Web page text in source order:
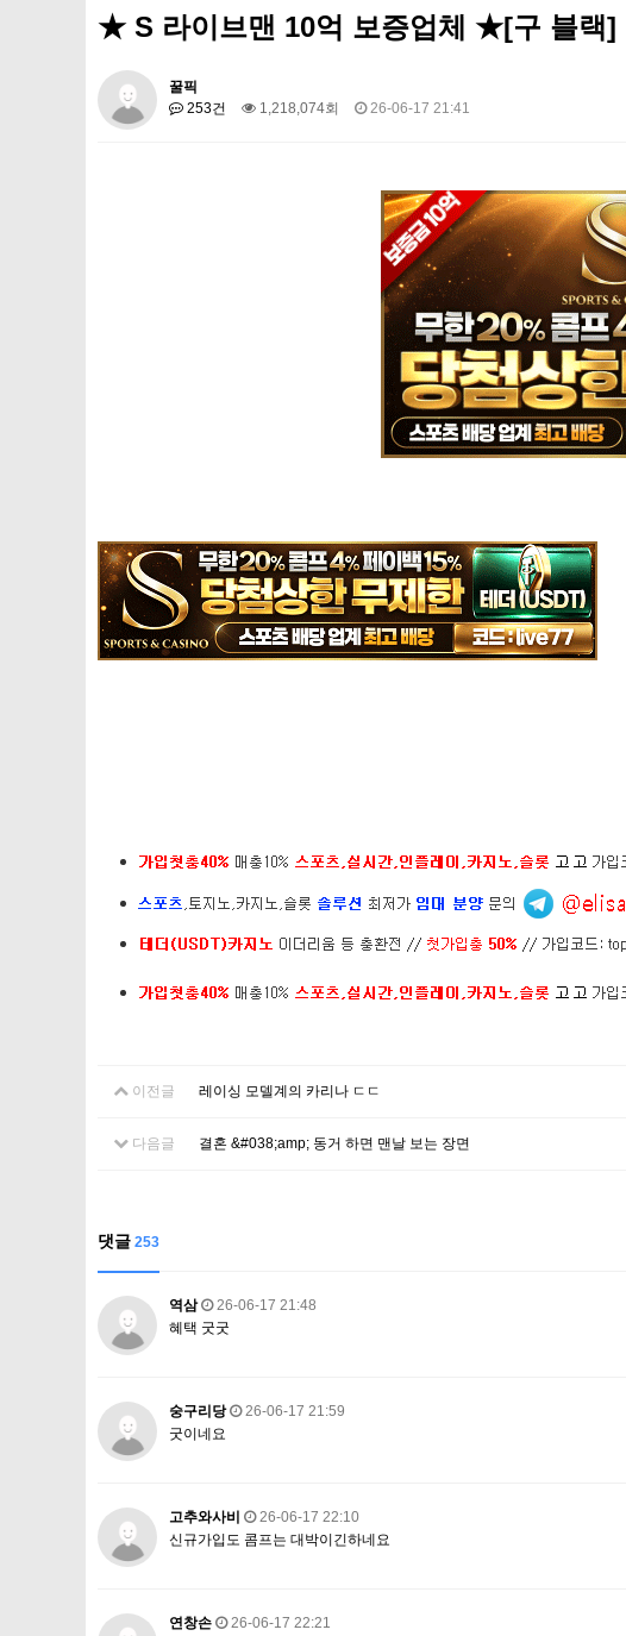
★ S 라이브맨 10억 보증업체 ★[구 블랙]
꿀픽
253건
1,218,074회 26-06-17 21:41
이전글 레이싱 모델계의 카리나 ㄷㄷ
다음글 결혼 &#038;amp; 동거 하면 맨날 보는 장면
댓글 253
역삼
26-06-17 21:48
혜택 굿굿
숭구리당
26-06-17 21:59
굿이네요
고추와사비
26-06-17 22:10
신규가입도 콤프는 대박이긴하네요
연창손
26-06-17 22:21